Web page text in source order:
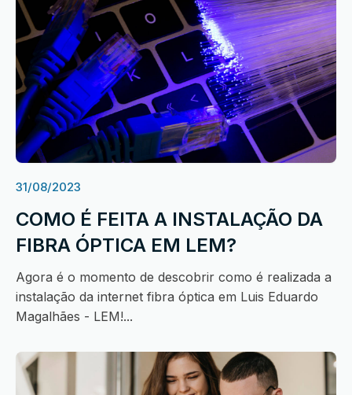
31/08/2023
COMO É FEITA A INSTALAÇÃO DA
FIBRA ÓPTICA EM LEM?
Agora é o momento de descobrir como é realizada a
instalação da internet fibra óptica em Luis Eduardo
Magalhães - LEM!...